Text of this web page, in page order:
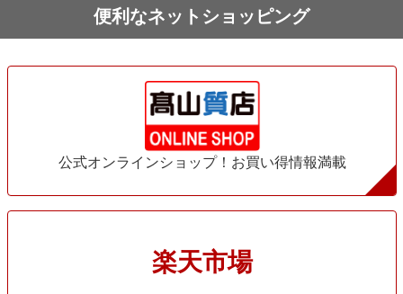
便利なネットショッピング
公式オンラインショップ！お買い得情報満載
楽天市場